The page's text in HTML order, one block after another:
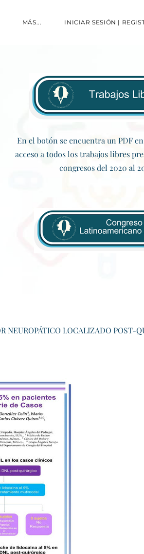
MÁS... INICIAR SESIÓN |
En el botón se encuentra un PDF
acceso a todos los trabajos libres
congresos del 2020 al
NEUROPÁTICO LOCALIZADO POST-